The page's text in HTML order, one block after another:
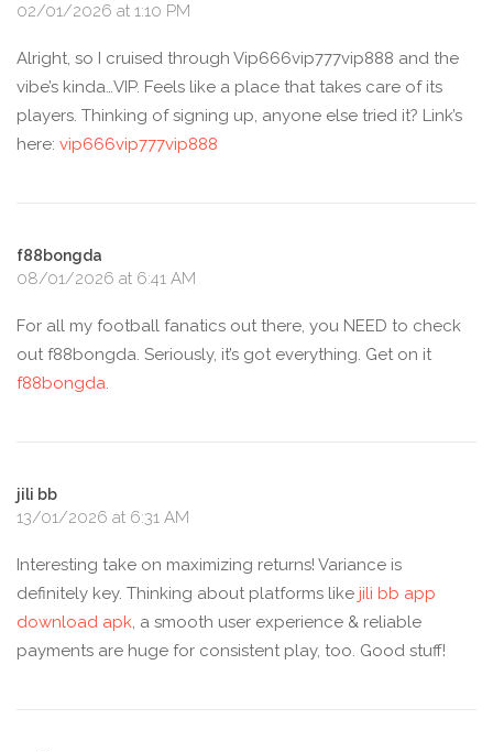
02/01/2026 at 1:10 PM
Alright, so I cruised through Vip666vip777vip888 and the
vibe’s kinda…VIP. Feels like a place that takes care of its
players. Thinking of signing up, anyone else tried it? Link’s
here: vip666vip777vip888
f88bongda
08/01/2026 at 6:41 AM
For all my football fanatics out there, you NEED to check
out f88bongda. Seriously, it’s got everything. Get on it
f88bongda.
jili bb
13/01/2026 at 6:31 AM
Interesting take on maximizing returns! Variance is
definitely key. Thinking about platforms like jili bb app
download apk, a smooth user experience & reliable
payments are huge for consistent play, too. Good stuff!